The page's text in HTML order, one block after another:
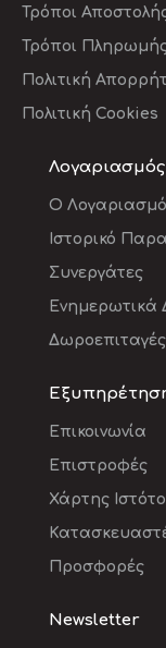
Τρόποι
Τρόποι
Πολιτική
Πολιτική Cookies
Λογαριασμός
O
Ιστορικό
Συνεργάτες
Ενημερωτικά
Δωροεπιταγές
Επικοινωνία
Επιστροφές
Χάρτης
Προσφορές
Newsletter